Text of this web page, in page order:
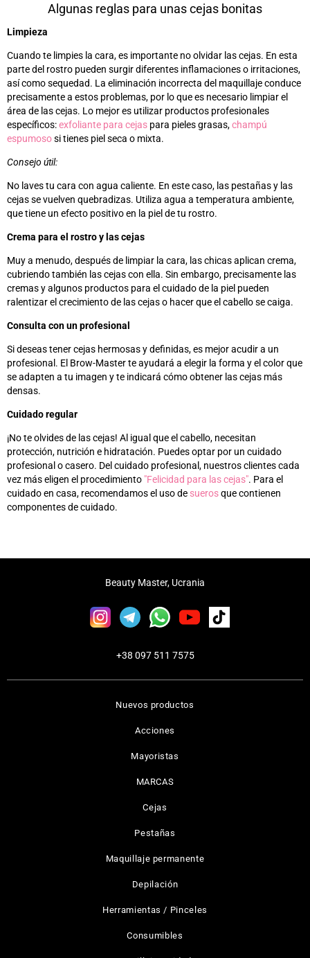
Algunas reglas para unas cejas bonitas
Limpieza
Cuando te limpies la cara, es importante no olvidar las cejas. En esta
parte del rostro pueden surgir diferentes inflamaciones o irritaciones,
así como sequedad. La eliminación incorrecta del maquillaje conduce
precisamente a estos problemas, por lo que es necesario limpiar el
área de las cejas. Lo mejor es utilizar productos profesionales
específicos:exfoliante para cejas para pieles grasas,champú
espumososi tienes piel seca o mixta.
Consejo útil:
No laves tu cara con agua caliente. En este caso, las pestañas y las
cejas se vuelven quebradizas. Utiliza agua a temperatura ambiente,
que tiene un efecto positivo en la piel de tu rostro.
Crema para el rostro y las cejas
Muy a menudo, después de limpiar la cara, las chicas aplican crema,
cubriendo también las cejas con ella. Sin embargo, precisamente las
cremas y algunos productos para el cuidado de la piel pueden
ralentizar el crecimiento de las cejas o hacer que el cabello se caiga.
Consulta con un profesional
Si deseas tener cejas hermosas y definidas, es mejor acudir a un
profesional. El Brow-Master te ayudará a elegir la forma y el color que
se adapten a tu imagen y te indicará cómo obtener las cejas más
densas.
Cuidado regular
¡No te olvides de las cejas! Al igual que el cabello, necesitan
protección, nutrición e hidratación. Puedes optar por un cuidado
profesional o casero. Del cuidado profesional, nuestros clientes cada
vez más eligen el procedimiento "Felicidad para las cejas". Para el
cuidado en casa, recomendamos el uso de suerosque contienen
componentes de cuidado.
Nuevos productos
Acciones
Mayoristas
MARCAS
Cejas
Pestañas
Maquillaje permanente
Depilación
Herramientas / Pinceles
Consumibles
Beauty Master, Ucrania
+38 097 511 7575